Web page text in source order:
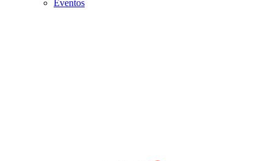
Eventos